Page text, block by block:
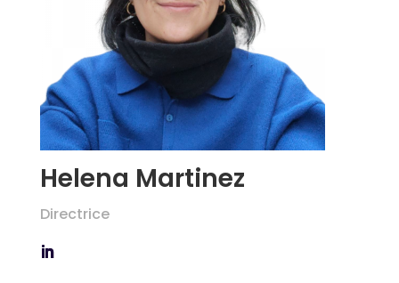
Helena Martinez
Directrice